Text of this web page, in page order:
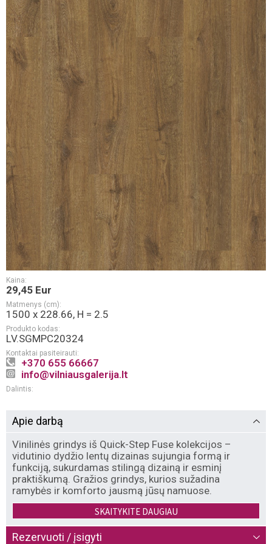
Kaina:
29,45 Eur
Matmenys (cm):
1500 x 228.66, H = 2.5
Produkto kodas:
LV.SGMPC20324
Kontaktai pasiteirauti:
+370 655 66667
info@vilniausgalerija.lt
Dalintis:
Apie darbą
Vinilinės grindys iš Quick-Step Fuse kolekcijos –
vidutinio dydžio lentų dizainas sujungia formą ir
funkciją, sukurdamas stilingą dizainą ir esminį
praktiškumą. Gražios grindys, kurios sužadina
ramybės ir komforto jausmą jūsų namuose.
Pagrindinės savybės:
SKAITYKITE DAUGIAU
Rezervuoti / įsigyti